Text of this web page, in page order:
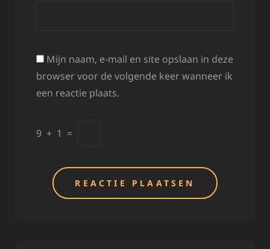
Mijn naam, e-mail en site opslaan in deze
browser voor de volgende keer wanneer ik
een reactie plaats.
9 + 1 =